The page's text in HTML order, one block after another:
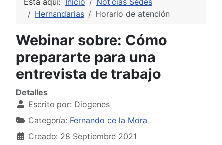
Está aquí: Inicio
Noticias Sedes
Hernandarias
Horario de atención
Webinar sobre: Cómo
prepararte para una
entrevista de trabajo
Detalles
Escrito por: Diogenes
Categoría: Fernando de la Mora
Creado: 28 Septiembre 2021